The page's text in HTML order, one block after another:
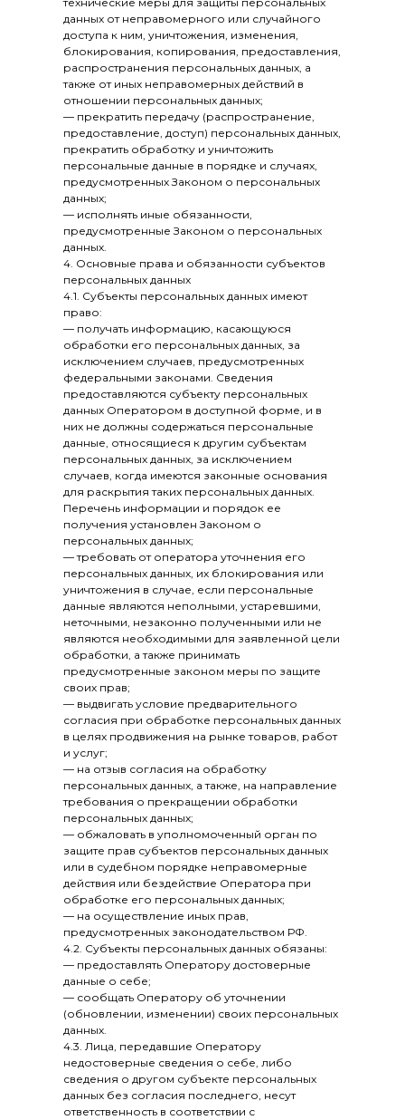
данных от неправомерного или случайного
доступа к ним, уничтожения, изменения,
блокирования, копирования, предоставления,
распространения персональных данных, а
также от иных неправомерных действий в
отношении персональных данных;
— прекратить передачу (распространение,
предоставление, доступ) персональных данных,
прекратить обработку и уничтожить
персональные данные в порядке и случаях,
предусмотренных Законом о персональных
данных;
— исполнять иные обязанности,
предусмотренные Законом о персональных
данных.
4. Основные права и обязанности субъектов
персональных данных
4.1. Субъекты персональных данных имеют
право:
— получать информацию, касающуюся
обработки его персональных данных, за
исключением случаев, предусмотренных
федеральными законами. Сведения
предоставляются субъекту персональных
данных Оператором в доступной форме, и в
них не должны содержаться персональные
данные, относящиеся к другим субъектам
персональных данных, за исключением
случаев, когда имеются законные основания
для раскрытия таких персональных данных.
Перечень информации и порядок ее
получения установлен Законом о
персональных данных;
— требовать от оператора уточнения его
персональных данных, их блокирования или
уничтожения в случае, если персональные
данные являются неполными, устаревшими,
неточными, незаконно полученными или не
являются необходимыми для заявленной цели
обработки, а также принимать
предусмотренные законом меры по защите
своих прав;
— выдвигать условие предварительного
согласия при обработке персональных данных
в целях продвижения на рынке товаров, работ
и услуг;
— на отзыв согласия на обработку
персональных данных, а также, на направление
требования о прекращении обработки
персональных данных;
— обжаловать в уполномоченный орган по
защите прав субъектов персональных данных
или в судебном порядке неправомерные
действия или бездействие Оператора при
обработке его персональных данных;
— на осуществление иных прав,
предусмотренных законодательством РФ.
4.2. Субъекты персональных данных обязаны:
— предоставлять Оператору достоверные
данные о себе;
— сообщать Оператору об уточнении
(обновлении, изменении) своих персональных
данных.
4.3. Лица, передавшие Оператору
недостоверные сведения о себе, либо
сведения о другом субъекте персональных
данных без согласия последнего, несут
ответственность в соответствии с